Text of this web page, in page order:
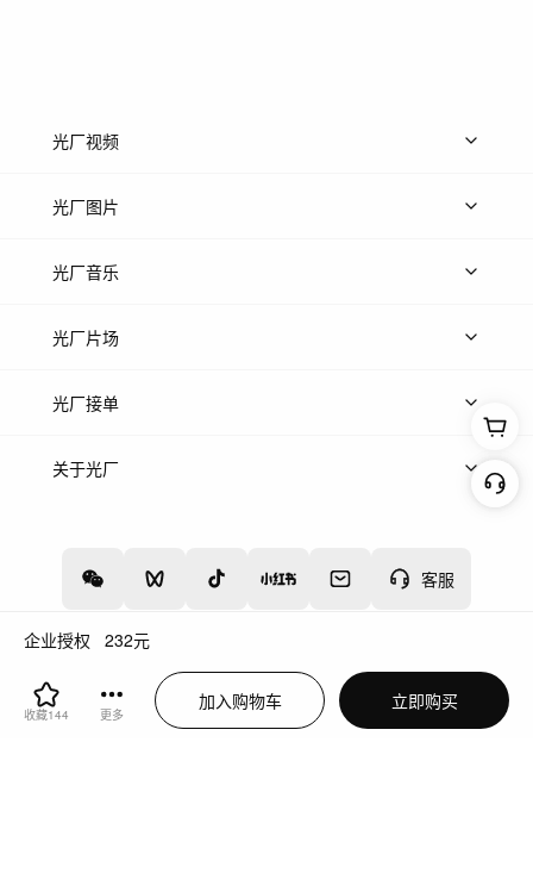
企业授权 232元
收藏144 更多
加入购物车 立即购买
客服
光厂视频
上传视频
光厂图片
上传图片
光厂音乐
热门音乐
光厂片场
上传案例
光厂接单
上架服务
关于光厂
增值电信业务经营许可证：川B2-20160192
蜀ICP备12020238号-4
川公网安备51019002000262 违法和不良信息举报中心